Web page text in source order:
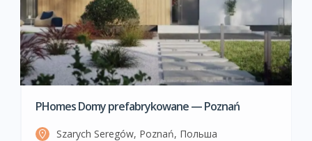
PHomes Domy prefabrykowane — Poznań
Szarych Seregów, Poznań, Польша